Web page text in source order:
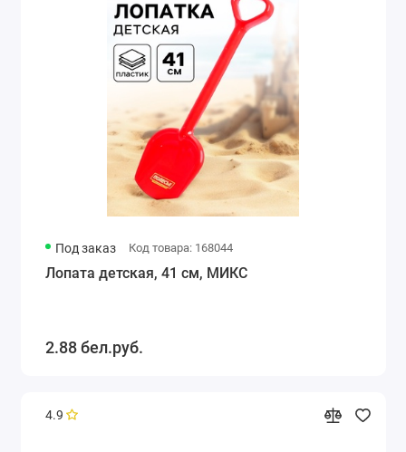
Под заказ Код товара: 168044
Лопата детская, 41 см, МИКС
2.88 бел.руб.
4.9